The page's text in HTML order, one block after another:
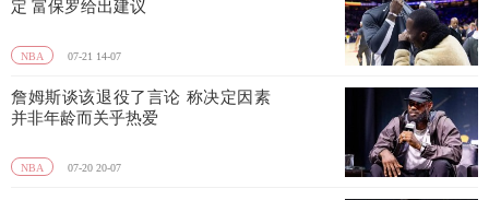
定 富保罗给出建议
NBA 07-21 14-07
詹姆斯谈该退役了言论 称决定因素
并非年龄而关乎热爱
NBA 07-20 20-07